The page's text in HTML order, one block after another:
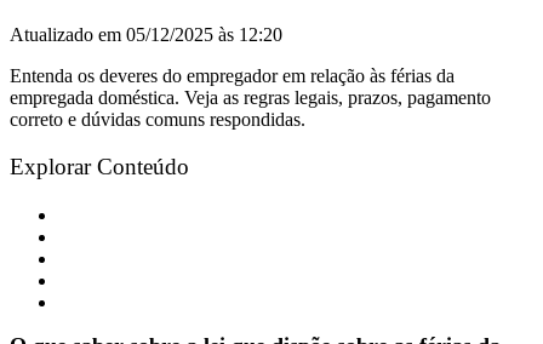
Atualizado em 05/12/2025 às 12:20
Entenda os deveres do empregador em relação às férias da
empregada doméstica. Veja as regras legais, prazos, pagamento
correto e dúvidas comuns respondidas.
Explorar Conteúdo